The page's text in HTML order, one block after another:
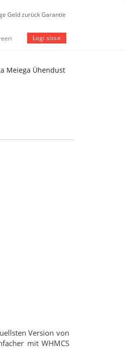
Logi sisse
Meiega Ühendust
Version von
mit WHMCS